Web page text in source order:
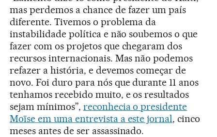
mas perdemos a chance de fazer um país
diferente. Tivemos o problema da
instabilidade política e não soubemos o que
fazer com os projetos que chegaram dos
recursos internacionais. Mas não podemos
refazer a história, e devemos começar de
novo. Foi duro para nós que durante 11 anos
tenhamos recebido muito, e os resultados
sejam mínimos”, reconhecia o presidente
Moïse em uma entrevista a este jornal, cinco
meses antes de ser assassinado.